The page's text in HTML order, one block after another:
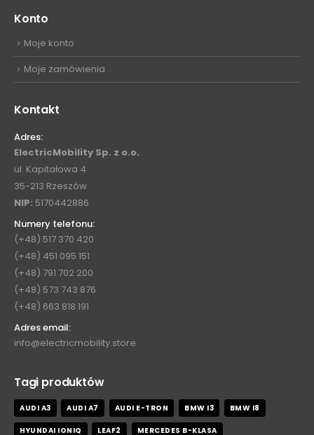
Moje zamówienia
ElectricMobility Sp. z o.o.
ul. Kapitałowa 4
35-213 Rzeszów
NIP:5170442886
(+48) 517 370 420
(+48) 451 095 151
(+48) 791 702 200
(+48) 573 743 876
(+48) 663 818 191
info@electricmobility.store
Tagi produktów
AUDI A3 AUDI A7 AUDI E-TRON BMW I3 BMW I8
HYUNDAI IONIQ LEAF2 MERCEDES B-KLASA